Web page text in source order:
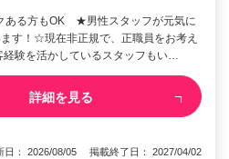
ある方もOK ★男性スタッフが元気に
す！☆現在非正規で、正職員をお考え
験を活かしているスタッフもい…
詳細を見る
日： 2026/08/05 掲載終了日： 2027/04/02